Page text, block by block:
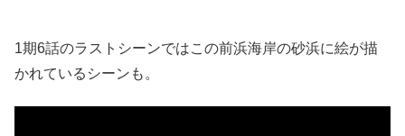
1期6話のラストシーンではこの前浜海岸の砂浜に絵が描
かれているシーンも。